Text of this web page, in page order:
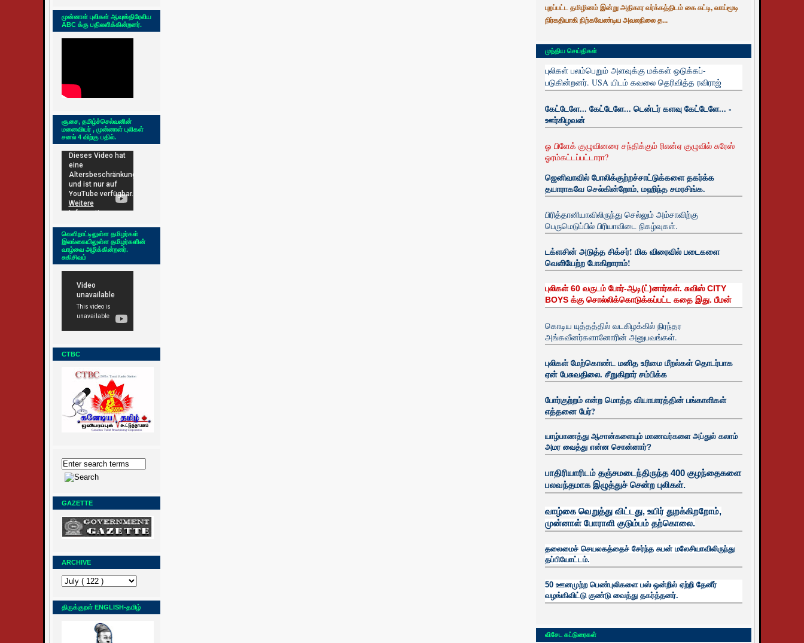
முன்னாள் புலிகள் ஆவுஸ்திரேலிய
ABC க்கு பதிலளிக்கின்றனர்.
சூசை, தமிழ்ச்செல்வனின்
மனைவியர் , முன்னாள் புலிகள்
சனல் 4 விற்கு பதில்.
வெளிநாட்டிலுள்ள தமிழர்கள்
இலங்கையிலுள்ள தமிழர்களின்
வாழ்வை அழிக்கின்றனர்.
சுகிசிவம்
CTBC
GAZETTE
ARCHIVE
திருக்குறள் ENGLISH-தமிழ்
புறப்பட்ட தமிழினம் இன்று அதிகார வர்க்கத்திடம் கை கட்டி, வாய்மூடி
நிர்கதியாகி நிற்கவேண்டிய அவலநிலை த...
முந்திய செய்திகள்
புலிகள் பலம்பெறும் அளவுக்கு மக்கள் ஒடுக்கப்-
படுகின்றனர். USA யிடம் கவலை தெரிவித்த ரவிராஜ்
கேட்டேளே... கேட்டேளே... டென்டர் களவு கேட்டேளே... -
ஊர்கிழவன்
ஓ பிளேக் குழுவினரை சந்திக்கும் ரிஎன்ஏ குழுவில் சுரேஸ்
ஓரம்கட்டப்பட்டாரா?
ஜெனிவாவில் போலிக்குற்றச்சாட்டுக்களை தகர்க்க
தயாராகவே செல்கின்றோம், மஹிந்த சமரசிங்க.
பிரித்தானியாவிலிருந்து செல்லும் அம்சாவிற்கு
பெருமெடுப்பில் பிரியாவிடை நிகழ்வுகள்.
டக்ளசின் அடுத்த சிக்சர்! மிக விரைவில் படைகளை
வெளியேற்ற போகிறாராம்!
புலிகள் 60 வருடம் போர்-ஆடி(ட்)னார்கள். சுவிஸ் CITY
BOYS க்கு சொல்லிக்கொடுக்கப்பட்ட கதை இது. பீமன்
கொடிய யுத்தத்தில் வடகிழக்கில் நிரந்தர
அங்கவீனர்களானோரின் அனுபவங்கள்.
புலிகள் மேற்கொண்ட மனித உரிமை மீறல்கள் தொடர்பாக
ஏன் பேசுவதிலை. சீறுகிறார் சம்பிக்க
போர்குற்றம் என்ற மொத்த வியாபாரத்தின் பங்காளிகள்
எத்தனை பேர்?
யாழ்பாணத்து ஆசான்களையும் மாணவர்களை அப்துல் கலாம்
அமர வைத்து என்ன சொன்னார்?
பாதிரியாரிடம் தஞ்சமடைந்திருந்த 400 குழந்தைகளை
பலவந்தமாக இழுத்துச் சென்ற புலிகள்.
வாழ்கை வெறுத்து விட்டது, உயிர் துறக்கிறறோம்,
முன்னாள் போராளி குடும்பம் தற்கொலை.
தலைமைச் செயலகத்தைச் சேர்ந்த சுபன் மலேசியாவிலிருந்து
தப்பியோட்டம்.
50 ஊனமுற்ற பெண்புலிகளை பஸ் ஒன்றில் ஏற்றி தேனீர்
வழங்கிவிட்டு குண்டு வைத்து தகர்த்தனர்.
விசேட கட்டுரைகள்